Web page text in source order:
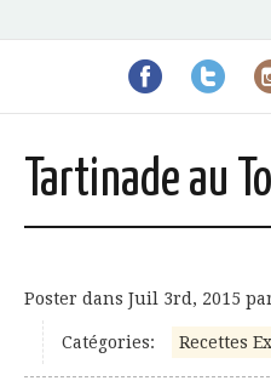
Tartinade au
Poster dans Juil 3rd, 2015
Catégories: Recettes